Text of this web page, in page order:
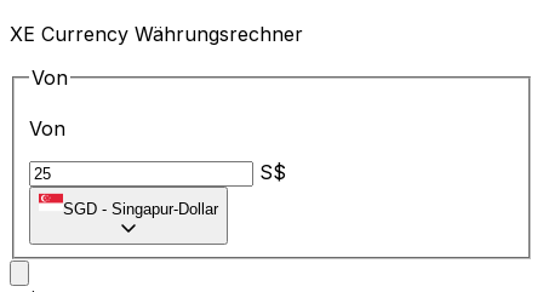
XE Currency Währungsrechner
Von
Von
S$
SGD - Singapur-Dollar